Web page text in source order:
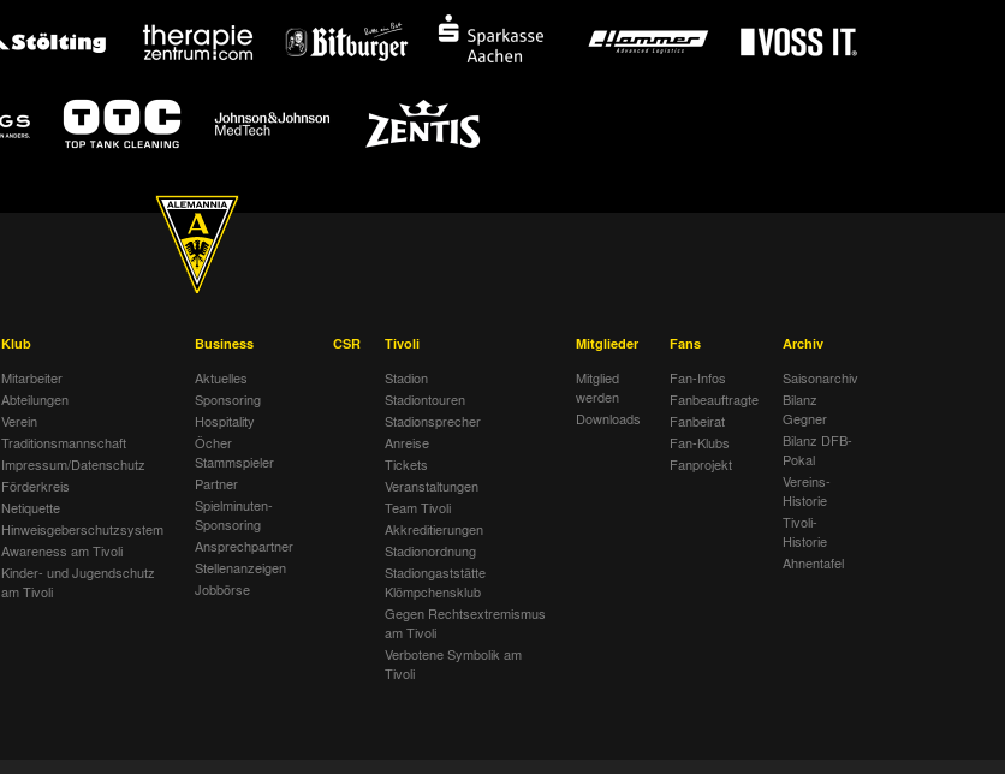
Klub
Mitarbeiter
Abteilungen
Verein
Traditionsmannschaft
Impressum/Datenschutz
Förderkreis
Netiquette
Hinweisgeberschutzsystem
Awareness am Tivoli
Kinder- und Jugendschutz
am Tivoli
Business
Aktuelles
Sponsoring
Hospitality
Öcher
Stammspieler
Partner
Spielminuten-
Sponsoring
Ansprechpartner
Stellenanzeigen
Jobbörse
CSR
Tivoli
Stadion
Stadiontouren
Stadionsprecher
Anreise
Tickets
Veranstaltungen
Team Tivoli
Akkreditierungen
Stadionordnung
Stadiongaststätte
Klömpchensklub
Gegen Rechtsextremismus
am Tivoli
Verbotene Symbolik am
Tivoli
Mitglieder
Mitglied
werden
Downloads
Fans
Fan-Infos
Fanbeauftragte
Fanbeirat
Fan-Klubs
Fanprojekt
Archiv
Saisonarchiv
Bilanz
Gegner
Bilanz DFB-
Pokal
Vereins-
Historie
Tivoli-
Historie
Ahnentafel